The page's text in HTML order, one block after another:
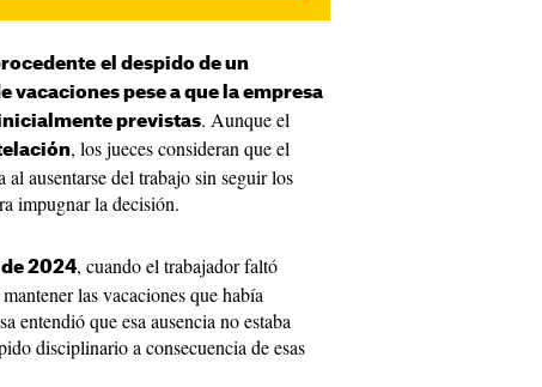
el despido de un
vacaciones pese a que la empresa
previstas. Aunque el
, los jueces consideran que el
ausentarse del trabajo sin seguir los
impugnar la decisión.
de 2024, cuando el trabajador faltó
las vacaciones que había
entendió que esa ausencia no estaba
disciplinario a consecuencia de esas